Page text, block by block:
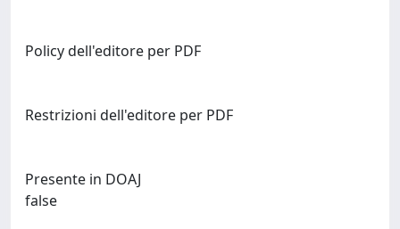
Policy dell'editore per PDF
Restrizioni dell'editore per PDF
Presente in DOAJ